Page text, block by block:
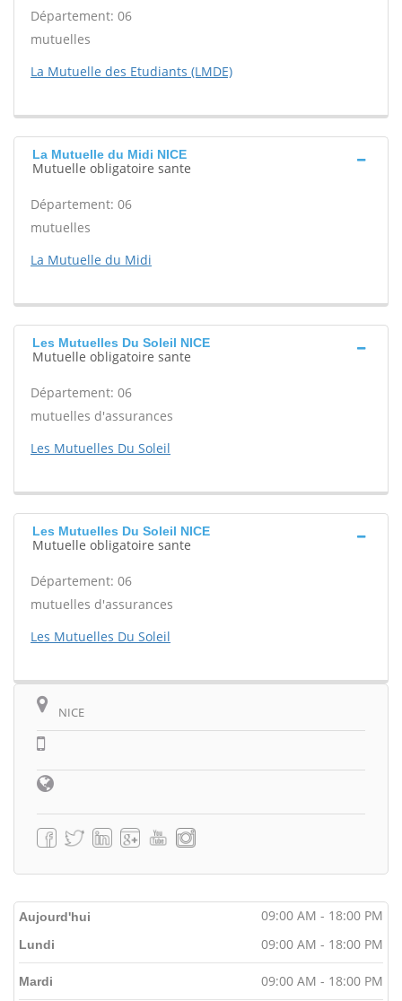
Département: 06
mutuelles
La Mutuelle des Etudiants (LMDE)
La Mutuelle du Midi NICE
Mutuelle obligatoire sante
Département: 06
mutuelles
La Mutuelle du Midi
Les Mutuelles Du Soleil NICE
Mutuelle obligatoire sante
Département: 06
mutuelles d'assurances
Les Mutuelles Du Soleil
Les Mutuelles Du Soleil NICE
Mutuelle obligatoire sante
Département: 06
mutuelles d'assurances
Les Mutuelles Du Soleil
NICE
Aujourd'hui 09:00 AM - 18:00 PM
Lundi 09:00 AM - 18:00 PM
Mardi 09:00 AM - 18:00 PM